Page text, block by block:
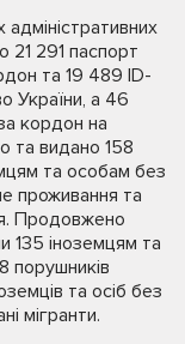
адміністративних
291 паспорт
та 19 489 ІD-
України, а 46
кордон на
та видано 158
та особам без
проживання та
Продовжено
135 іноземцям та
порушників
та осіб без
мігранти.